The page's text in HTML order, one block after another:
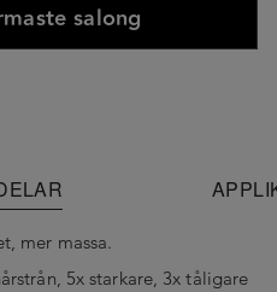
salong
mer massa.
5x starkare, 3x tåligare